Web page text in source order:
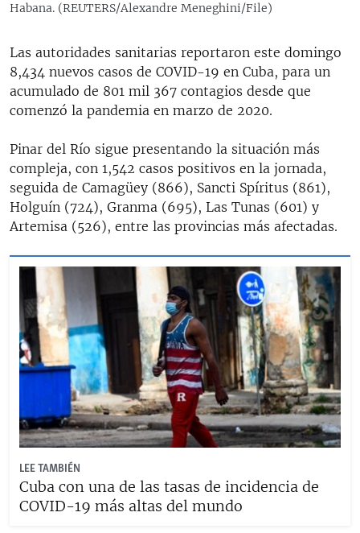
SER VIEJO EN CUBA
LOS SANTOS DE HIALEAH
DESINFORMACIÓN RUSA EN AMÉRICA LATINA
Habana. (REUTERS/Alexandre Meneghini/File)
Las autoridades sanitarias reportaron este domingo
8,434 nuevos casos de COVID-19 en Cuba, para un
acumulado de 801 mil 367 contagios desde que
comenzó la pandemia en marzo de 2020.
Pinar del Río sigue presentando la situación más
compleja, con 1,542 casos positivos en la jornada,
seguida de Camagüey (866), Sancti Spíritus (861),
Holguín (724), Granma (695), Las Tunas (601) y
Artemisa (526), entre las provincias más afectadas.
LEE TAMBIÉN
Cuba con una de las tasas de incidencia de
COVID-19 más altas del mundo